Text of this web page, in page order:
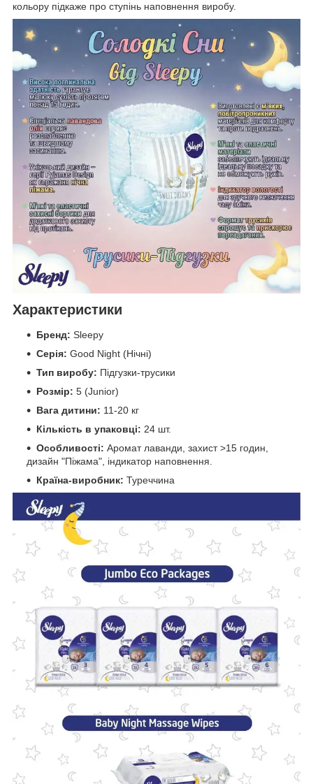
кольору підкаже про ступінь наповнення виробу.
Характеристики
Бренд: Sleepy
Серія: Good Night (Нічні)
Тип виробу: Підгузки-трусики
Розмір: 5 (Junior)
Вага дитини: 11-20 кг
Кількість в упаковці: 24 шт.
Особливості: Аромат лаванди, захист >15 годин,
дизайн "Піжама", індикатор наповнення.
Країна-виробник: Туреччина